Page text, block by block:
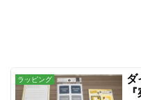
ラッピング
ダ